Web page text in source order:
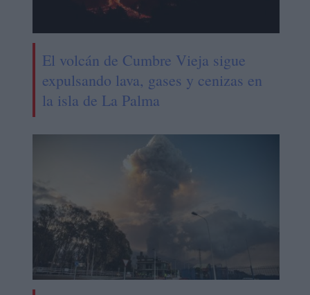
El volcán de Cumbre Vieja sigue
expulsando lava, gases y cenizas en
la isla de La Palma